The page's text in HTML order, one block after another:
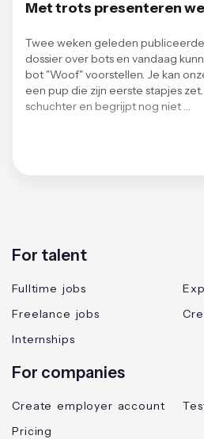
Met trots presenteren
Twee weken geleden
dossier over bots en vandaag
bot "Woof" voorstellen. Je kan
een pup die zijn eerste stapjes
schuchter en begrijpt nog niet …
For talent
Fulltime jobs
Freelance jobs
Internships
For companies
Create employer account
Pricing